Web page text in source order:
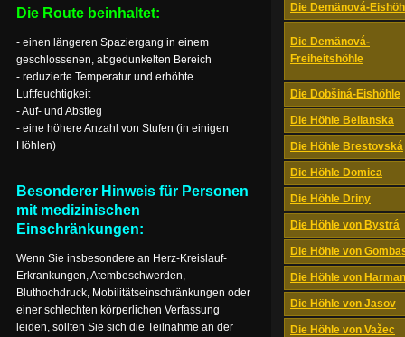
Die Demänová-
Die Demänová-
Freiheitshöhle
Die Dobšiná-Eishöhle
Die Höhle Belianska
Die Höhle Brestovská
Die Höhle Domica
Die Höhle Driny
Die Höhle von Bystrá
Die Höhle von
Die Höhle von
Die Höhle von Jasov
Die Höhle von Važec
Die Route beinhaltet:
- einen längeren Spaziergang in einem
geschlossenen, abgedunkelten Bereich
- reduzierte Temperatur und erhöhte
Luftfeuchtigkeit
- Auf- und Abstieg
- eine höhere Anzahl von Stufen (in einigen
Höhlen)
Besonderer Hinweis für Personen
mit medizinischen
Einschränkungen:
Wenn Sie insbesondere an Herz-Kreislauf-
Erkrankungen, Atembeschwerden,
Bluthochdruck, Mobilitätseinschränkungen oder
einer schlechten körperlichen Verfassung
leiden, sollten Sie sich die Teilnahme an der